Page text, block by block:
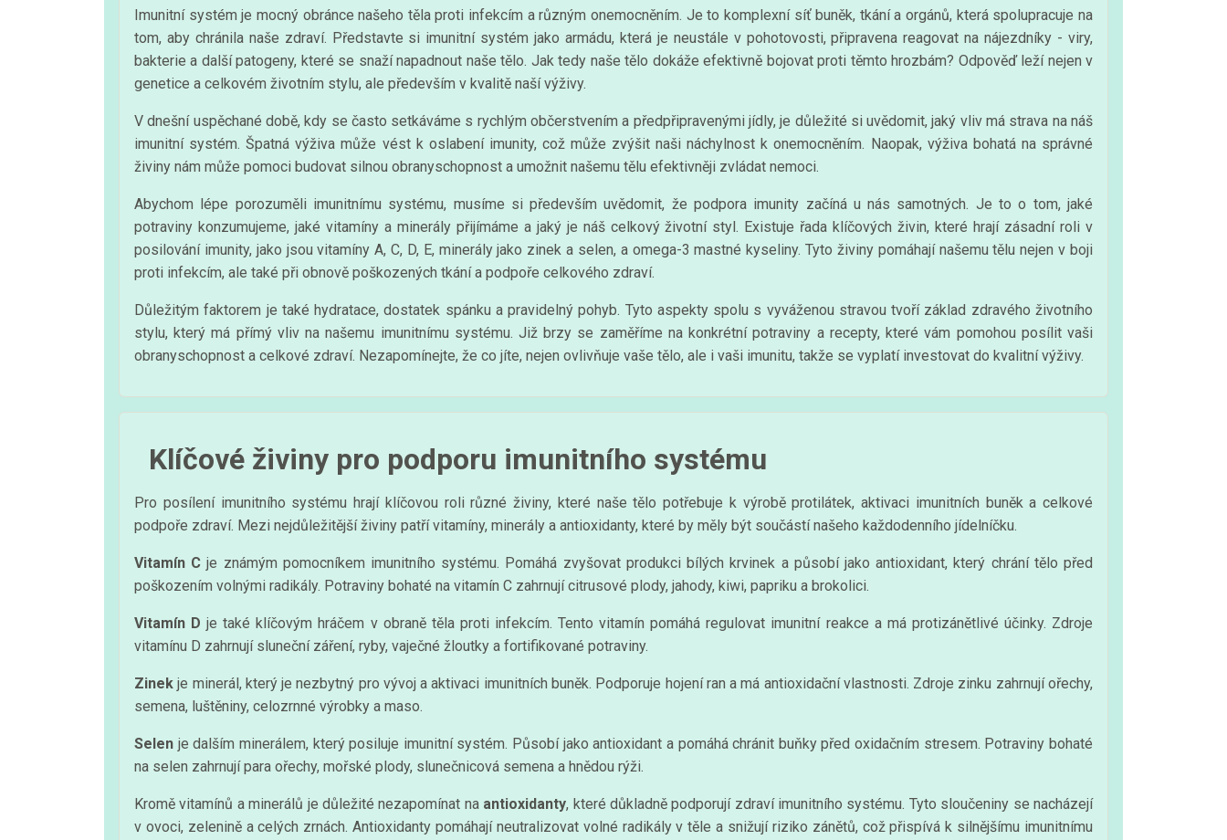
Imunitní systém je mocný obránce našeho těla proti infekcím a různým onemocněním. Je to komplexní síť buněk, tkání a orgánů, která spolupracuje na
tom, aby chránila naše zdraví. Představte si imunitní systém jako armádu, která je neustále v pohotovosti, připravena reagovat na nájezdníky - viry,
bakterie a další patogeny, které se snaží napadnout naše tělo. Jak tedy naše tělo dokáže efektivně bojovat proti těmto hrozbám? Odpověď leží nejen v
genetice a celkovém životním stylu, ale především v kvalitě naší výživy.
V dnešní uspěchané době, kdy se často setkáváme s rychlým občerstvením a předpřipravenými jídly, je důležité si uvědomit, jaký vliv má strava na náš
imunitní systém. Špatná výživa může vést k oslabení imunity, což může zvýšit naši náchylnost k onemocněním. Naopak, výživa bohatá na správné
živiny nám může pomoci budovat silnou obranyschopnost a umožnit našemu tělu efektivněji zvládat nemoci.
Abychom lépe porozuměli imunitnímu systému, musíme si především uvědomit, že podpora imunity začíná u nás samotných. Je to o tom, jaké
potraviny konzumujeme, jaké vitamíny a minerály přijímáme a jaký je náš celkový životní styl. Existuje řada klíčových živin, které hrají zásadní roli v
posilování imunity, jako jsou vitamíny A, C, D, E, minerály jako zinek a selen, a omega-3 mastné kyseliny. Tyto živiny pomáhají našemu tělu nejen v boji
proti infekcím, ale také při obnově poškozených tkání a podpoře celkového zdraví.
Důležitým faktorem je také hydratace, dostatek spánku a pravidelný pohyb. Tyto aspekty spolu s vyváženou stravou tvoří základ zdravého životního
stylu, který má přímý vliv na našemu imunitnímu systému. Již brzy se zaměříme na konkrétní potraviny a recepty, které vám pomohou posílit vaši
obranyschopnost a celkové zdraví. Nezapomínejte, že co jíte, nejen ovlivňuje vaše tělo, ale i vaši imunitu, takže se vyplatí investovat do kvalitní výživy.
Klíčové živiny pro podporu imunitního systému
Pro posílení imunitního systému hrají klíčovou roli různé živiny, které naše tělo potřebuje k výrobě protilátek, aktivaci imunitních buněk a celkové
podpoře zdraví. Mezi nejdůležitější živiny patří vitamíny, minerály a antioxidanty, které by měly být součástí našeho každodenního jídelníčku.
Vitamín C je známým pomocníkem imunitního systému. Pomáhá zvyšovat produkci bílých krvinek a působí jako antioxidant, který chrání tělo před
poškozením volnými radikály. Potraviny bohaté na vitamín C zahrnují citrusové plody, jahody, kiwi, papriku a brokolici.
Vitamín D je také klíčovým hráčem v obraně těla proti infekcím. Tento vitamín pomáhá regulovat imunitní reakce a má protizánětlivé účinky. Zdroje
vitamínu D zahrnují sluneční záření, ryby, vaječné žloutky a fortifikované potraviny.
Zinek je minerál, který je nezbytný pro vývoj a aktivaci imunitních buněk. Podporuje hojení ran a má antioxidační vlastnosti. Zdroje zinku zahrnují ořechy,
semena, luštěniny, celozrnné výrobky a maso.
Selen je dalším minerálem, který posiluje imunitní systém. Působí jako antioxidant a pomáhá chránit buňky před oxidačním stresem. Potraviny bohaté
na selen zahrnují para ořechy, mořské plody, slunečnicová semena a hnědou rýži.
Kromě vitamínů a minerálů je důležité nezapomínat na antioxidanty, které důkladně podporují zdraví imunitního systému. Tyto sloučeniny se nacházejí
v ovoci, zelenině a celých zrnách. Antioxidanty pomáhají neutralizovat volné radikály v těle a snižují riziko zánětů, což přispívá k silnějšímu imunitnímu